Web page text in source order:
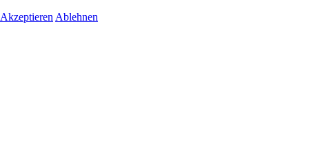
Akzeptieren Ablehnen